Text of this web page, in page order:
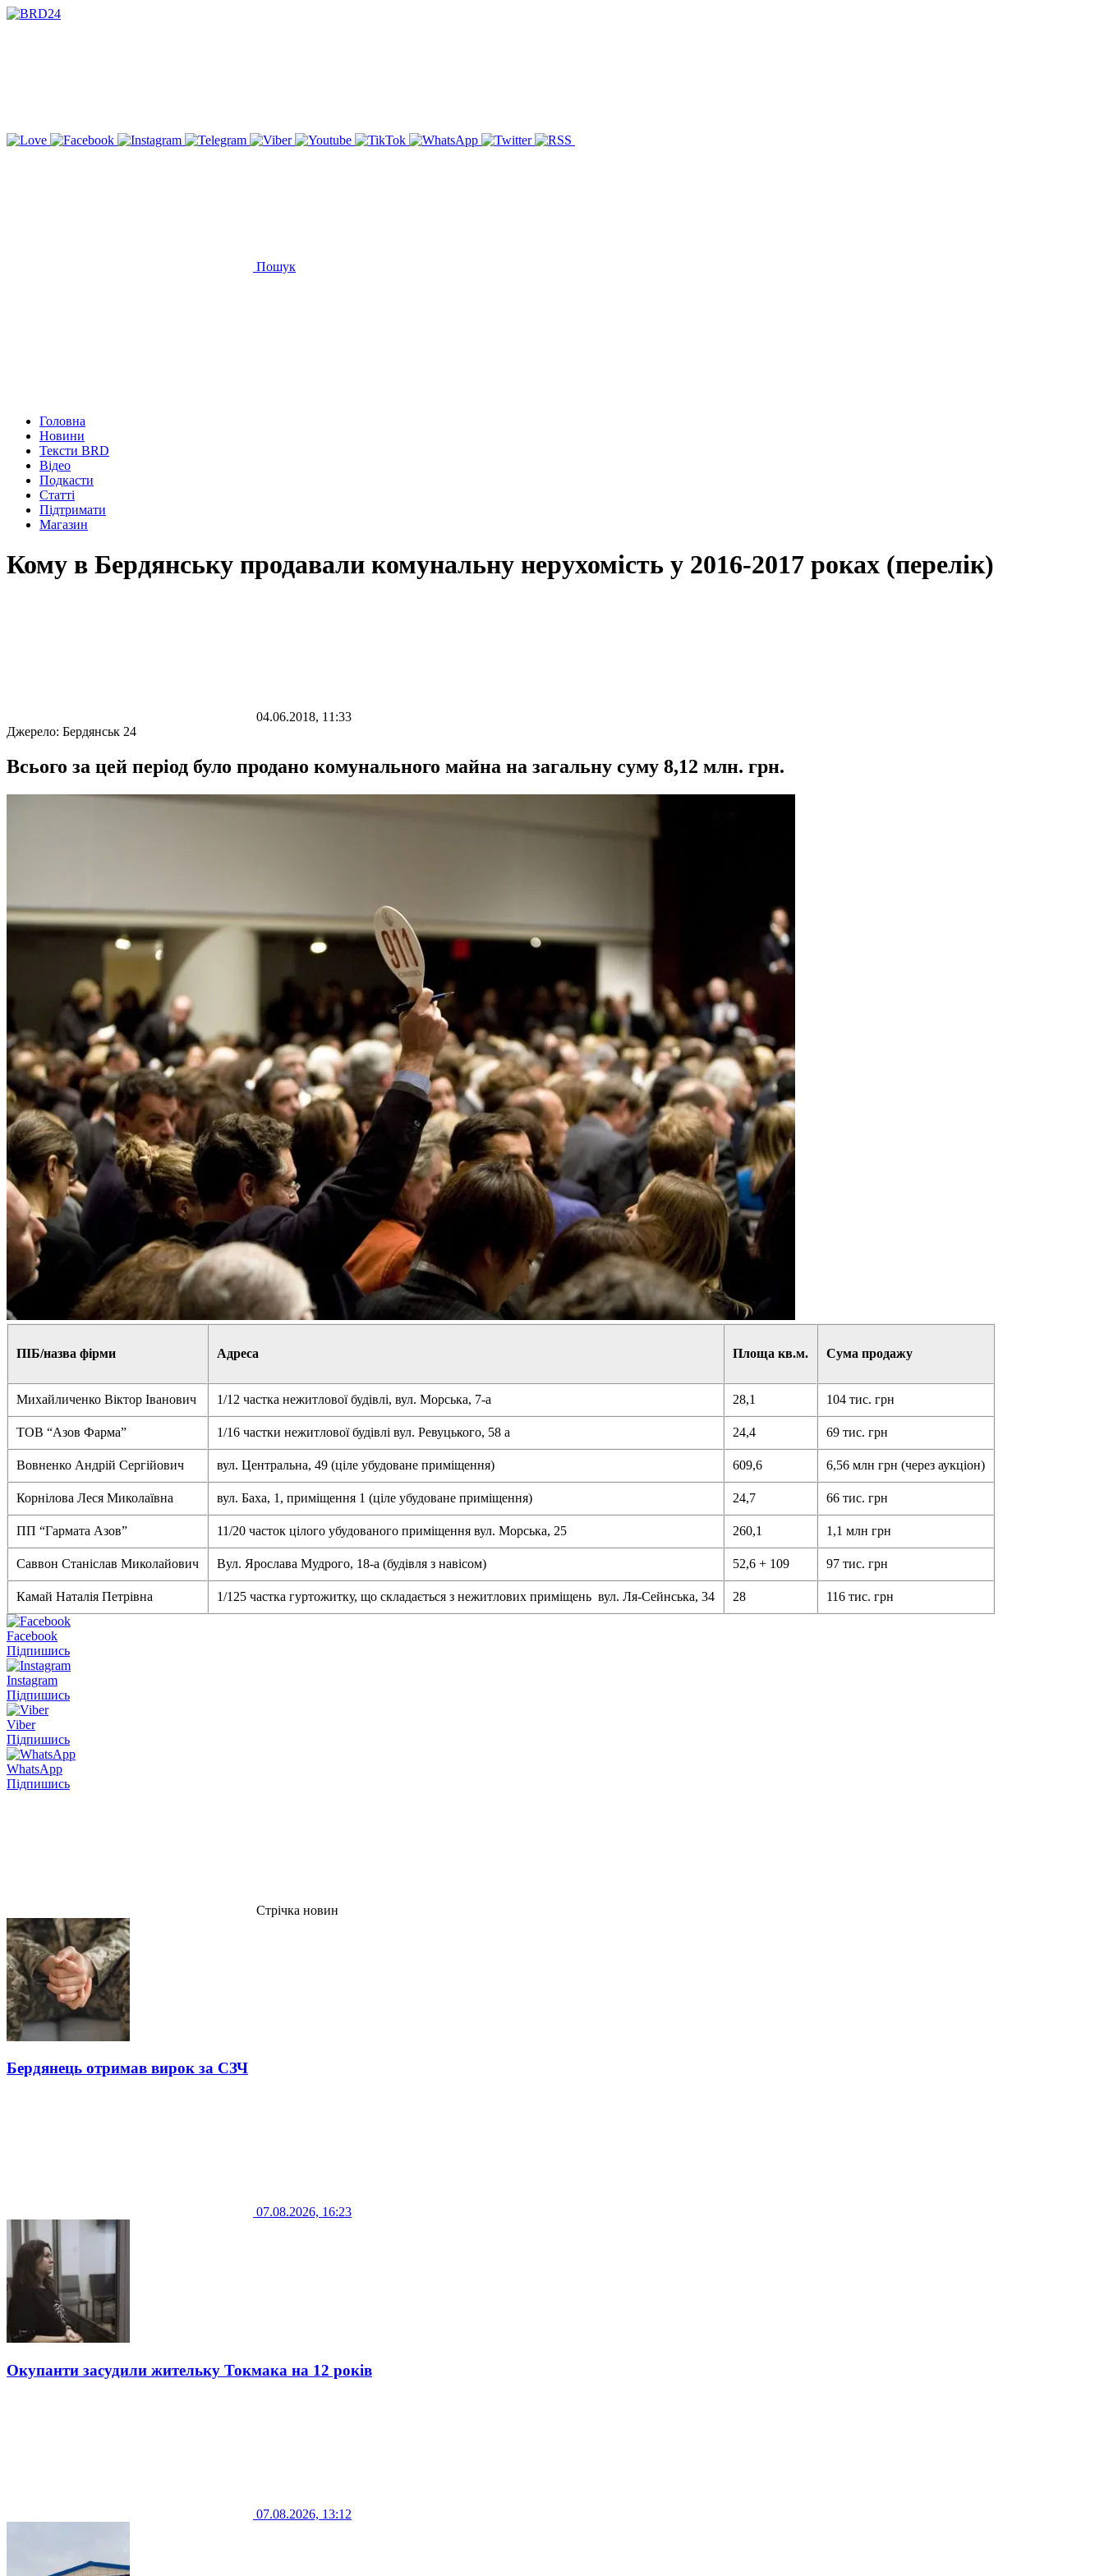
Пошук
Головна
Новини
Тексти BRD
Відео
Подкасти
Статті
Підтримати
Магазин
Кому в Бердянську продавали комунальну нерухомість у 2016-2017 роках (перелік)
04.06.2018, 11:33
Джерело: Бердянськ 24
Всього за цей період було продано комунального майна на загальну суму 8,12 млн. грн.
ПІБ/назва фірми Адреса Площа кв.м. Сума продажу
Михайличенко Віктор Іванович 1/12 частка нежитлової будівлі, вул. Морська, 7-а 28,1 104 тис. грн
ТОВ “Азов Фарма” 1/16 частки нежитлової будівлі вул. Ревуцького, 58 а 24,4 69 тис. грн
Вовненко Андрій Сергійович вул. Центральна, 49 (ціле убудоване приміщення) 609,6 6,56 млн грн (через аукціон)
Корнілова Леся Миколаївна вул. Баха, 1, приміщення 1 (ціле убудоване приміщення) 24,7 66 тис. грн
ПП “Гармата Азов” 11/20 часток цілого убудованого приміщення вул. Морська, 25 260,1 1,1 млн грн
Саввон Станіслав Миколайович Вул. Ярослава Мудрого, 18-а (будівля з навісом) 52,6 + 109 97 тис. грн
Камай Наталія Петрівна 1/125 частка гуртожитку, що складається з нежитлових приміщень вул. Ля-Сейнська, 34 28 116 тис. грн
Facebook
Підпишись
Instagram
Підпишись
Viber
Підпишись
WhatsApp
Підпишись
Стрічка новин
Бердянець отримав вирок за СЗЧ
07.08.2026, 16:23
Окупанти засудили жительку Токмака на 12 років
07.08.2026, 13:12